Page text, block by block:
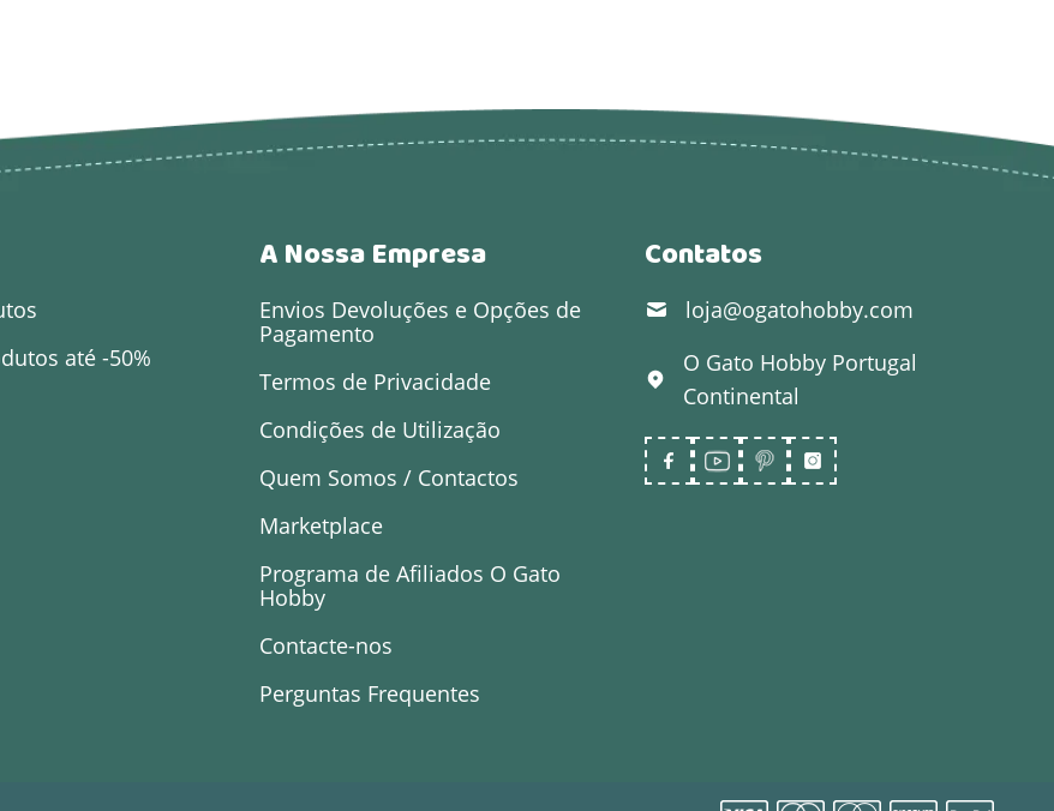
até -50%
A Nossa Empresa
Envios Devoluções e Opções de
Pagamento
Termos de Privacidade
Condições de Utilização
Quem Somos / Contactos
Marketplace
Programa de Afiliados O Gato
Hobby
Contacte-nos
Perguntas Frequentes
Contatos
loja@ogatohobby.com
O Gato Hobby Portugal
Continental